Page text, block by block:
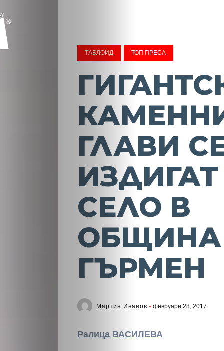
ТАБЛОИД ТОП ПРЕСА
ГЛАВИ
СЕЛО В
ОБЩИНА
ГЪРМЕН
Мартин Иванов февруари 28, 2017
Ралица ВАСИЛЕВА